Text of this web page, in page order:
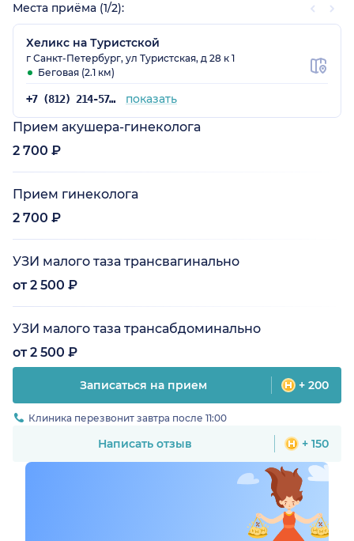
Места приёма (1/2):
Хеликс на Туристской
г Санкт-Петербург, ул Туристская, д 28 к 1
Беговая (2.1 км)
+7 (812) 214-57-05 показать
Прием акушера-гинеколога
2 700 ₽
Прием гинеколога
2 700 ₽
УЗИ малого таза трансвагинально
от 2 500 ₽
УЗИ малого таза трансабдоминально
от 2 500 ₽
Записаться на прием + 200
Клиника перезвонит завтра после 11:00
Написать отзыв + 150